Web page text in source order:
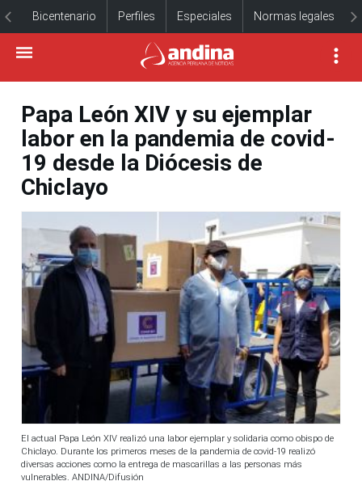
Bicentenario Perfiles Especiales Normas legales
Papa León XIV y su ejemplar
labor en la pandemia de covid-
19 desde la Diócesis de
Chiclayo
El actual Papa León XIV realizó una labor ejemplar y solidaria como obispo de
Chiclayo. Durante los primeros meses de la pandemia de covid-19 realizó
diversas acciones como la entrega de mascarillas a las personas más
vulnerables. ANDINA/Difusión